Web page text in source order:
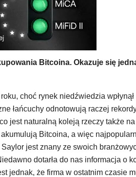
Bitcoina. Okazuje się
choć rynek niedźwiedzia wpłynął
łańcuchy odnotowują raczej
jest naturalną koleją rzeczy także
Bitcoina, a więc
jest znany ze swoich
dotarła do nas informacja o
jednak, że firma w ostatnim czasie